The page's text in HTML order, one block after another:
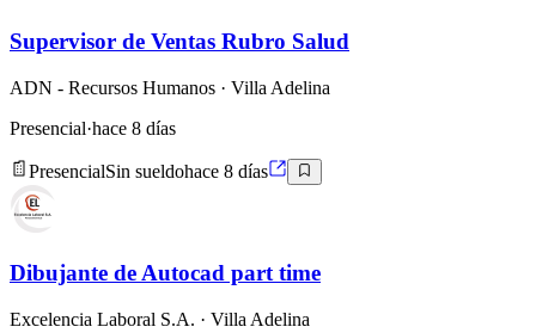
Supervisor de Ventas Rubro Salud
ADN - Recursos Humanos · Villa Adelina
Presencial·hace 8 días
PresencialSin sueldohace 8 días
Dibujante de Autocad part time
Excelencia Laboral S.A. · Villa Adelina